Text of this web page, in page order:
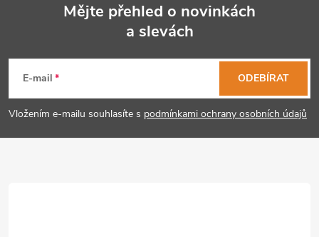
p
Mějte přehled o novinkách
a slevách
E-mail
Vložením e-mailu souhlasíte s podmínkami ochrany osobních údajů
ODEBÍRAT